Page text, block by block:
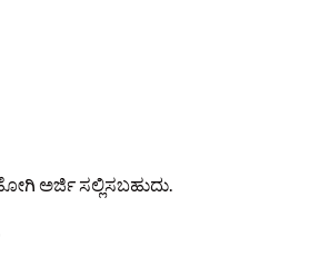
ಅರ್ಜಿ ಸಲ್ಲಿಸಬಹುದು.